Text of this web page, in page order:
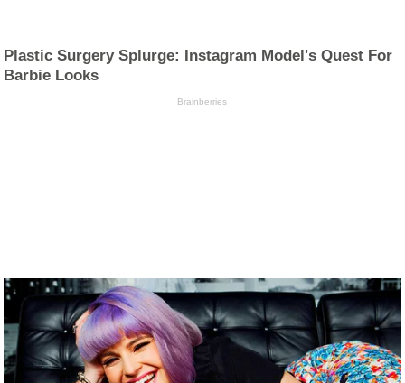
Plastic Surgery Splurge: Instagram Model's Quest For
Barbie Looks
Brainberries